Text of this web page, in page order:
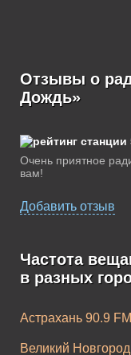
Отзывы о
Дождь»
Очень приятное
вам!
Добавить отзыв
Частота
в разных
Астрахань 90.9 FM
Великий